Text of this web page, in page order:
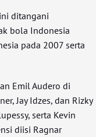
ditangani
bola Indonesia
pada 2007 serta
Emil Audero di
Jay Idzes, dan Rizky
serta Kevin
diisi Ragnar